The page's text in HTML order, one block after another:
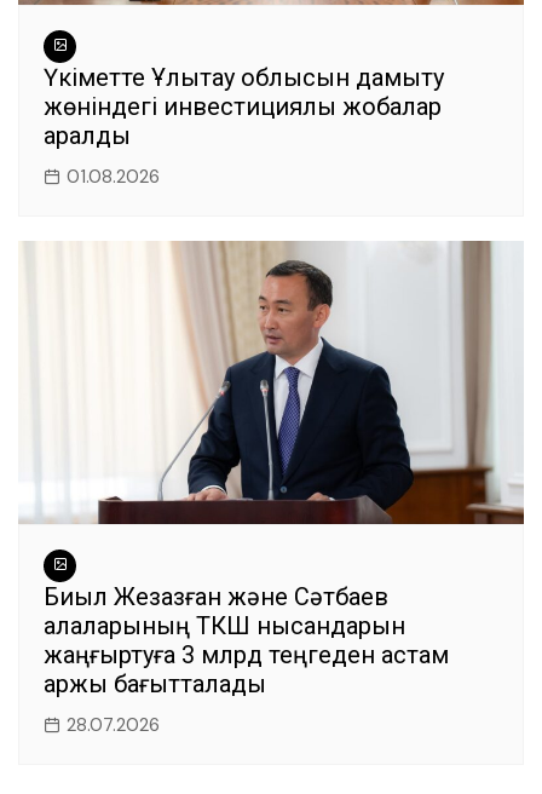
Үкіметте Ұлытау облысын дамыту
жөніндегі инвестициялық жобалар
қаралды
01.08.2026
Биыл Жезқазған және Сәтбаев
қалаларының ТКШ нысандарын
жаңғыртуға 3 млрд теңгеден астам
қаржы бағытталады
28.07.2026